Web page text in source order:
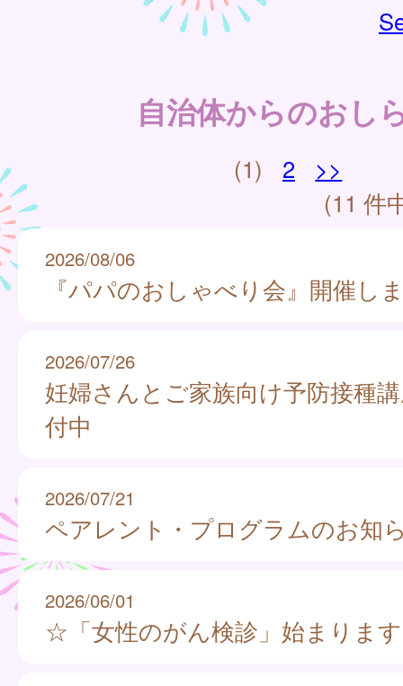
自治体からのおし
(1) 2
>>
(11 件
2026/08/06
『パパのおしゃべり会』開催し
2026/07/26
妊婦さんとご家族向け予防接種
付中
2026/07/21
ペアレント・プログラムのお知
2026/06/01
☆「女性のがん検診」始まりま